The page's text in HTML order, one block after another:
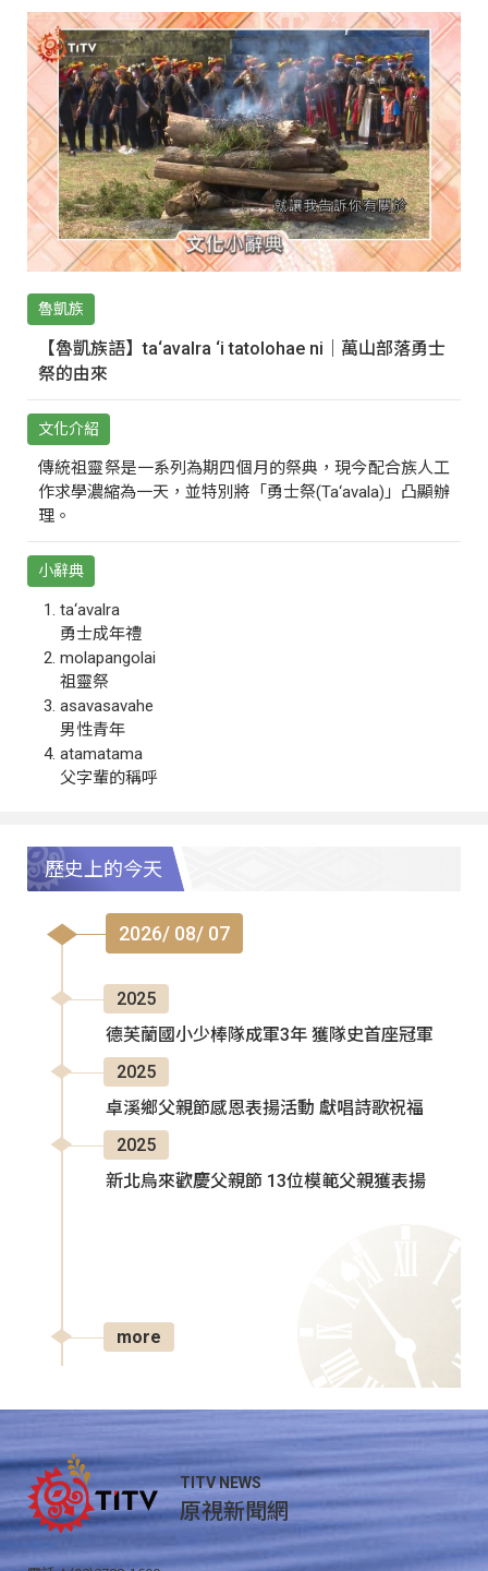
魯凱族
【魯凱族語】ta‘avalra ‘i tatolohae ni｜萬山部落勇士
祭的由來
文化介紹
傳統祖靈祭是一系列為期四個月的祭典，現今配合族人工
作求學濃縮為一天，並特別將「勇士祭(Ta‘avala)」凸顯辦
理。
小辭典
ta‘avalra
勇士成年禮
molapangolai
祖靈祭
asavasavahe
男性青年
atamatama
父字輩的稱呼
歷史上的今天
2026/ 08/ 07
2025
德芙蘭國小少棒隊成軍3年 獲隊史首座冠軍
2025
卓溪鄉父親節感恩表揚活動 獻唱詩歌祝福
2025
新北烏來歡慶父親節 13位模範父親獲表揚
more
TITV NEWS
原視新聞網